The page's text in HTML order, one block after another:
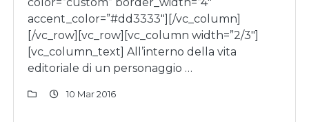
accent_color=”#dd3333″][/vc_column]
[/vc_row][vc_row][vc_column width=”2/3″]
[vc_column_text] All’interno della vita
editoriale di un personaggio …
10 Mar 2016